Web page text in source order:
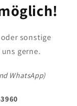
sonstige
gerne.
WhatsApp)